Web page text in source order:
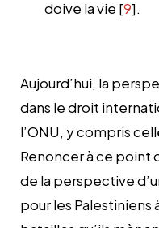
doive la vie [9].
Aujourd’hui, la
dans le droit
l’ONU, y compris
Renoncer à ce point
de la perspective
pour les